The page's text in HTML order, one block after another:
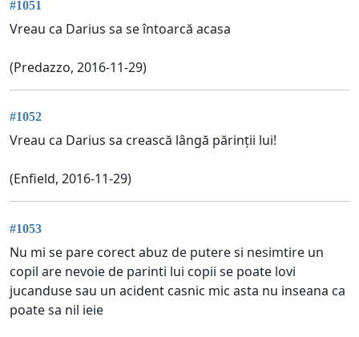
#1051
Vreau ca Darius sa se întoarcă acasa
(Predazzo, 2016-11-29)
#1052
Vreau ca Darius sa crească lângă părinții lui!
(Enfield, 2016-11-29)
#1053
Nu mi se pare corect abuz de putere si nesimtire un
copil are nevoie de parinti lui copii se poate lovi
jucanduse sau un acident casnic mic asta nu inseana ca
poate sa nil ieie